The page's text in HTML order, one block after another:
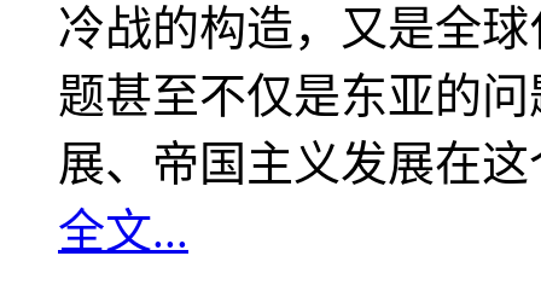
冷战的构造，又是全
题甚至不仅是东亚的
展、帝国主义发展在
全文...